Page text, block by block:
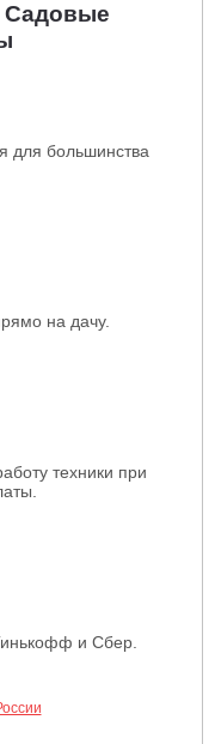
Садовые
для большинства
на дачу.
техники при
и Сбер.